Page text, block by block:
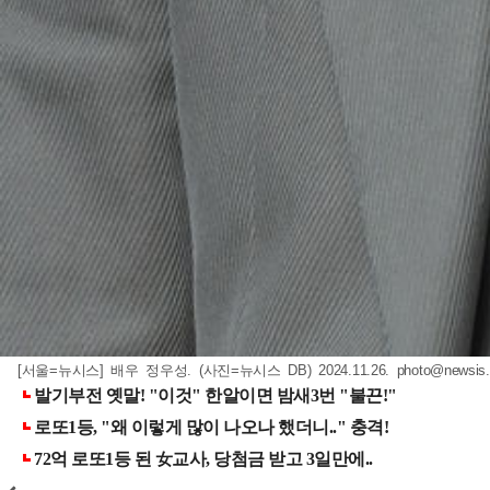
[서울=뉴시스] 배우 정우성. (사진=뉴시스 DB) 2024.11.26.